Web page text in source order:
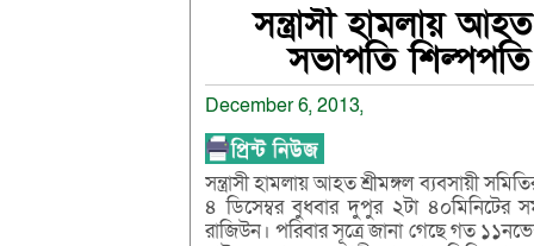
সন্ত্রাসী হামলায়
সভাপতি
December 6, 2013,
সন্ত্রাসী হামলায় আহত শ্রীমঙ্গল ব্যবসায়ী
৪ ডিসেম্বর বুধবার দুপুর ২টা ৪০মিনিটের
রাজিউন। পরিবার সূত্রে জানা গেছে গত